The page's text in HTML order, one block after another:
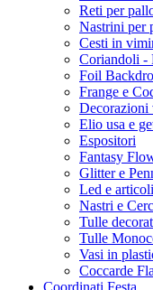
Reti per
Nastrini per
Cesti in
Coriandoli -
Foil
Frange e
Decorazioni
Elio usa e
Espositori
Fantasy
Glitter e
Led e
Nastri e
Tulle
Tulle
Vasi in
Coccarde
Coordinati Festa